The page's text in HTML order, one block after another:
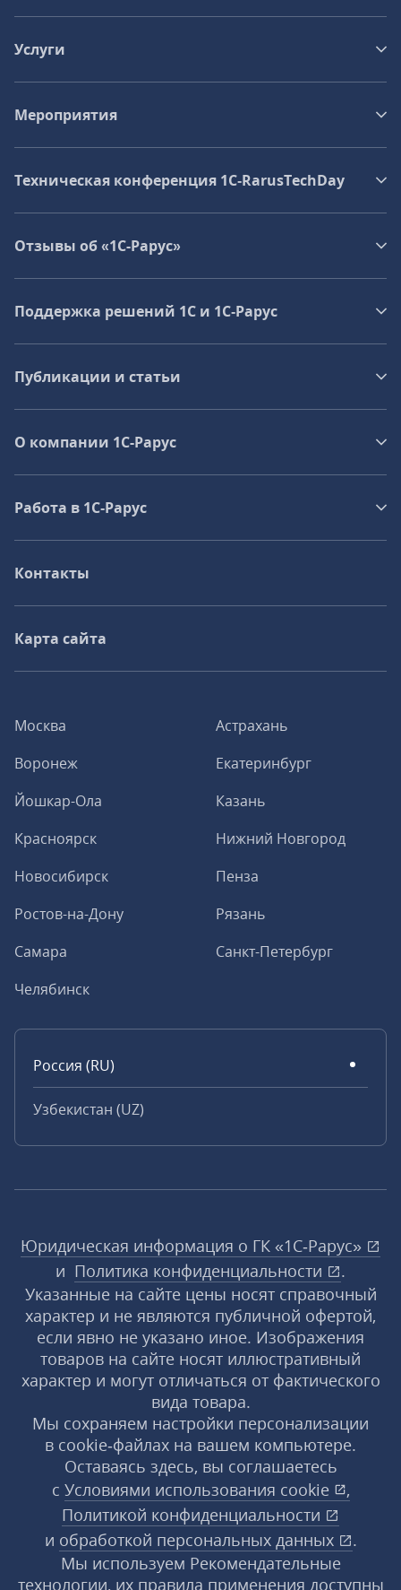
Москва
Астрахань
Воронеж
Екатеринбург
Йошкар-Ола
Казань
Красноярск
Нижний Новгород
Новосибирск
Пенза
Ростов-на-Дону
Рязань
Самара
Санкт-Петербург
Челябинск
Россия (RU)
Узбекистан (UZ)
Услуги
Мероприятия
Техническая конференция 1C‑RarusTechDay
Отзывы об «1С-Рарус»
Поддержка решений 1С и 1С‑Рарус
Публикации и статьи
О компании 1C-Рарус
Работа в 1С‑Рарус
Контакты
Карта сайта
Юридическая информация о ГК «1С‑Рарус»
и Политика конфиденциальности
.
Указанные на сайте цены носят справочный
характер и не являются публичной офертой,
если явно не указано иное. Изображения
товаров на сайте носят иллюстративный
характер и могут отличаться от фактического
вида товара.
Мы сохраняем настройки персонализации
в cookie‑файлах на вашем компьютере.
Оставаясь здесь, вы соглашаетесь
с Условиями использования cookie
,
Политикой конфиденциальности
и обработкой персональных данных
.
Мы используем Рекомендательные
технологии, их правила применения доступны